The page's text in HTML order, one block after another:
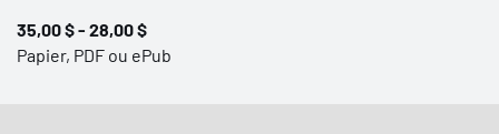
35,00 $ - 28,00 $
Papier, PDF ou ePub